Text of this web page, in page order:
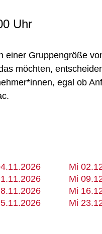
Uhr
Gruppengröße
möchten,
egal ob
Mi
Mi
Mi
Mi